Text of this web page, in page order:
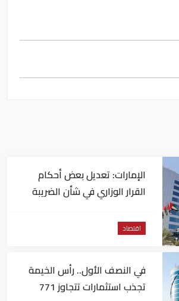
الإمارات: تعديل بعض أحكام
القرار الوزاري في شأن الضريبة
اقتصاد
في النصف الأول.. رأس الخيمة
تجذب استثمارات تتجاوز 771